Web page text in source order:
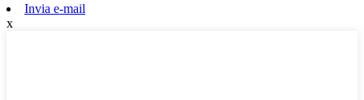
Invia e-mail
x